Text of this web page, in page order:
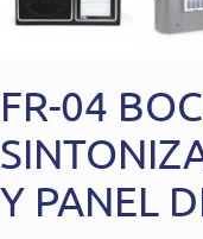
FR-04
Y PANEL